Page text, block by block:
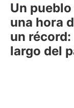
Un
una hora
un
largo del